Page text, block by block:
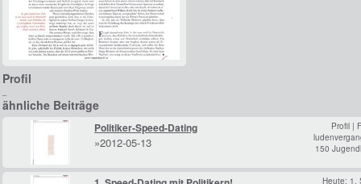
Profil
ähnliche Beiträge
Politiker-Speed-Dating
»2012-05-13
Profil |
150
Heute: 1.